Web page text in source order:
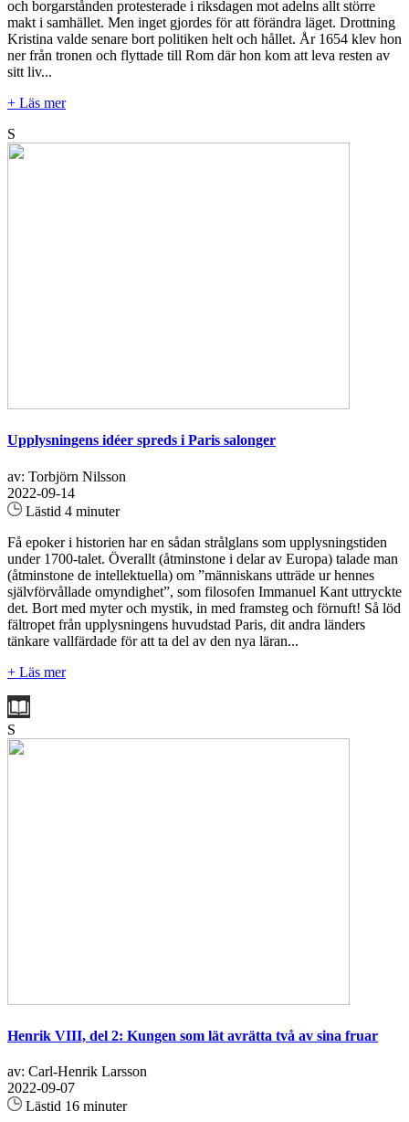
och borgarstånden protesterade i riksdagen mot adelns allt större
makt i samhället. Men inget gjordes för att förändra läget. Drottning
Kristina valde senare bort politiken helt och hållet. År 1654 klev hon
ner från tronen och flyttade till Rom där hon kom att leva resten av
sitt liv...
+ Läs mer
S
Upplysningens idéer spreds i Paris salonger
av: Torbjörn Nilsson
2022-09-14
Lästid 4 minuter
Få epoker i historien har en sådan strålglans som upplysningstiden
under 1700-talet. Överallt (åtminstone i delar av Europa) talade man
(åtminstone de intellektuella) om ”människans utträde ur hennes
självförvållade omyndighet”, som filosofen Immanuel Kant uttryckte
det. Bort med myter och mystik, in med framsteg och förnuft! Så löd
fältropet från upplysningens huvudstad Paris, dit andra länders
tänkare vallfärdade för att ta del av den nya läran...
+ Läs mer
S
Henrik VIII, del 2: Kungen som lät avrätta två av sina fruar
av: Carl-Henrik Larsson
2022-09-07
Lästid 16 minuter